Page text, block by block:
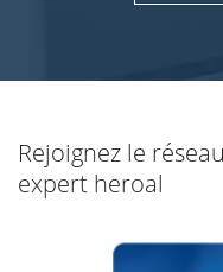
Rejoignez le
expert heroal